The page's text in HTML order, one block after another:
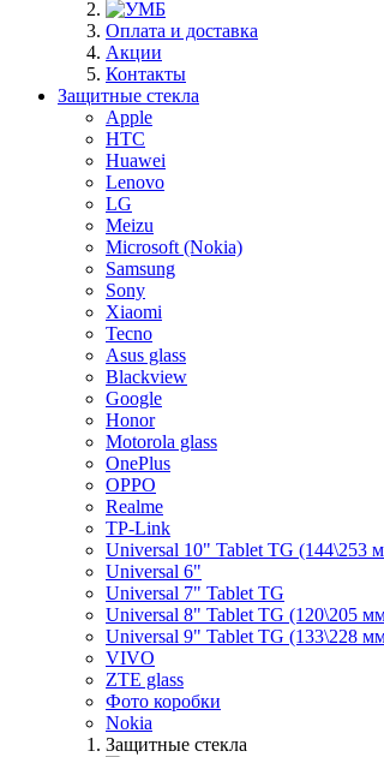
Оплата и доставка
Акции
Контакты
Защитные стекла
Apple
HTC
Huawei
Lenovo
LG
Meizu
Microsoft (Nokia)
Samsung
Sony
Xiaomi
Tecno
Asus glass
Blackview
Google
Honor
Motorola glass
OnePlus
OPPO
Realme
TP-Link
Universal 10" Tablet TG (144\253
Universal 6"
Universal 7" Tablet TG
Universal 8" Tablet TG (120\205
Universal 9" Tablet TG (133\228
VIVO
ZTE glass
Фото коробки
Nokia
Защитные стекла